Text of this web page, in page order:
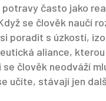
často jako
se člověk naučí
poradit s úzkostí,
aliance,
člověk neodváží
učíte, stávají jen